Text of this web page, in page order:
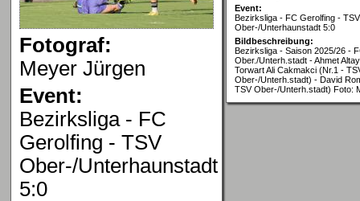
Fotograf:
Meyer Jürgen
Event:
Bezirksliga - FC
Gerolfing - TSV
Ober-/Unterhaunstadt
5:0
Event:
Bezirksliga - FC Gerolfing - TSV
Ober-/Unterhaunstadt 5:0
Bildbeschreibung:
Bezirksliga - Saison 2025/26 -
Ober./Unterh.stadt - Ahmet
Torwart Ali Cakmakci (Nr.1 -
Ober-/Unterh.stadt) - David
TSV Ober-/Unterh.stadt) Foto: